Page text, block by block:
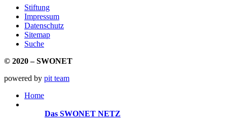
Stiftung
Impressum
Datenschutz
Sitemap
Suche
© 2020 – SWONET
powered by pit team
Home
Das SWONET NETZ